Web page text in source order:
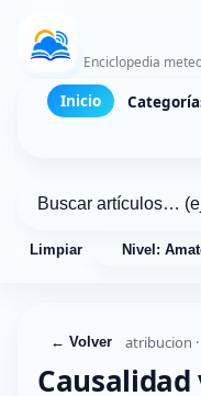
Enciclopedia
Inicio
Limpiar Nivel:
← Volver atribucion